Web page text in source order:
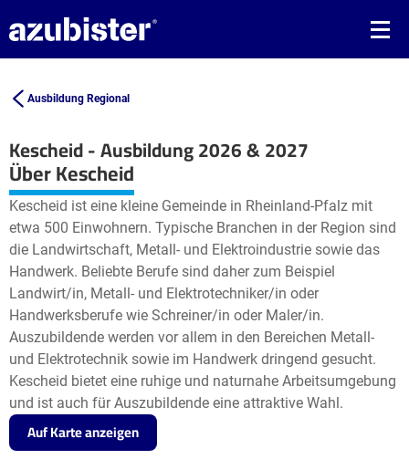
Ausbildung Regional
Kescheid - Ausbildung 2026 & 2027
+
−
Leaflet | © OpenStreetMap2
Über Kescheid
Kescheid ist eine kleine Gemeinde in Rheinland-Pfalz mit
etwa 500 Einwohnern. Typische Branchen in der Region sind
die Landwirtschaft, Metall- und Elektroindustrie sowie das
Handwerk. Beliebte Berufe sind daher zum Beispiel
Landwirt/in, Metall- und Elektrotechniker/in oder
Handwerksberufe wie Schreiner/in oder Maler/in.
Auszubildende werden vor allem in den Bereichen Metall-
und Elektrotechnik sowie im Handwerk dringend gesucht.
Kescheid bietet eine ruhige und naturnahe Arbeitsumgebung
und ist auch für Auszubildende eine attraktive Wahl.
Auf Karte anzeigen